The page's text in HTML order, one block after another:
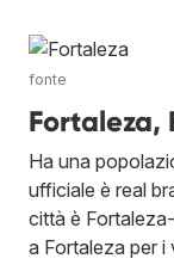
fonte
Fortaleza,
Ha una
ufficiale è real
città è
a Fortaleza per i